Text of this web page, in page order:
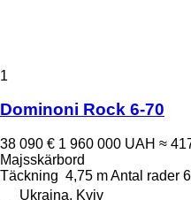
1
Dominoni Rock 6-70
38 090 € 1 960 000 UAH ≈
Majsskärbord
Täckning 4,75 mAntal rader 6
Ukraina, Kyiv